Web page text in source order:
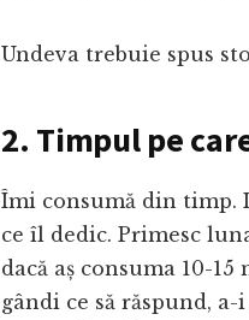
Undeva trebuie spus
2. Timpul pe
Îmi consumă din timp.
ce îl dedic. Primesc
dacă aș consuma 10-
gândi ce să răspund,